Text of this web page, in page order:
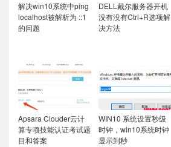
解决win10系统中ping
localhost被解析为 ::1
的问题
DELL戴尔服务器开机
没有没有Ctrl+R选项解
决方法
Apsara Clouder云计
算专项技能认证考试题
目和答案
WIN10 系统设置秒级
时钟，win10系统时钟
显示到秒